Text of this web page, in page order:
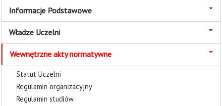
Informacje Podstawowe
Władze Uczelni
Wewnętrzne akty normatywne
Statut Uczelni
Regulamin organizacyjny
Regulamin studiów